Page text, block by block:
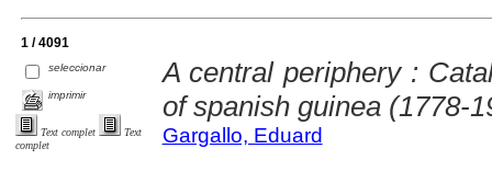
1 / 4091
seleccionar
imprimir
Text complet
Text
complet
A central periphery :
of spanish guinea (1778-
Gargallo, Eduard